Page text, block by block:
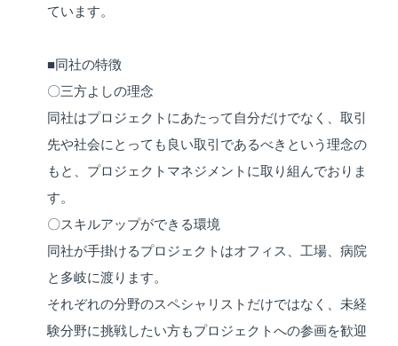
ています。
■同社の特徴
〇三方よしの理念
同社はプロジェクトにあたって自分だけでなく、取引
先や社会にとっても良い取引であるべきという理念の
もと、プロジェクトマネジメントに取り組んでおりま
す。
〇スキルアップができる環境
同社が手掛けるプロジェクトはオフィス、工場、病院
と多岐に渡ります。
それぞれの分野のスペシャリストだけではなく、未経
験分野に挑戦したい方もプロジェクトへの参画を歓迎